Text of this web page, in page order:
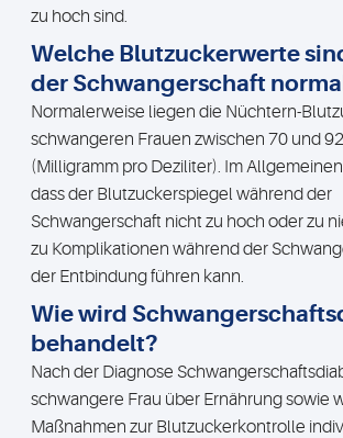
zu hoch sind.
Welche Blutzuckerwerte
der Schwangerschaft
Normalerweise liegen die Nüchtern-
schwangeren Frauen zwischen 70 und
(Milligramm pro Deziliter). Im
dass der Blutzuckerspiegel während der
Schwangerschaft nicht zu hoch oder zu
zu Komplikationen während der
der Entbindung führen kann.
Wie wird
behandelt?
Nach der Diagnose
schwangere Frau über Ernährung sowie
Maßnahmen zur Blutzuckerkontrolle